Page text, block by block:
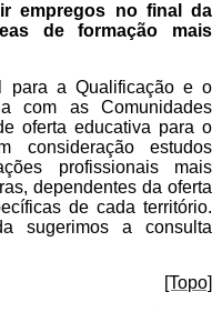
empregos no final da
de formação mais
para a Qualificação e o
com as Comunidades
oferta educativa para o
consideração estudos
profissionais mais
dependentes da oferta
de cada território.
sugerimos a consulta
[Topo]